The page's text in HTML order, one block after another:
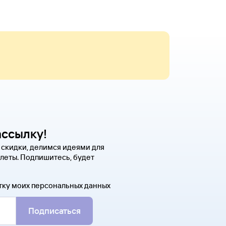
делимся идеями для
Подпишитесь, будет
моих персональных данных
Подписаться